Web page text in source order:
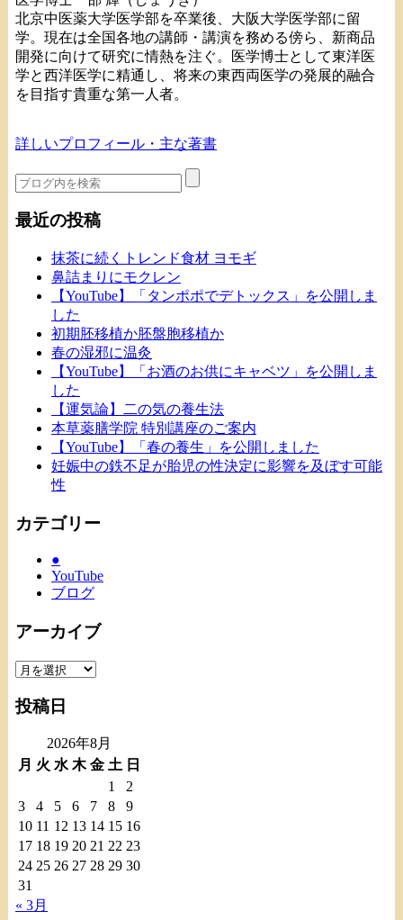
北京中医薬大学医学部を卒業後、大阪大学医学部に留
学。現在は全国各地の講師・講演を務める傍ら、新商品
開発に向けて研究に情熱を注ぐ。医学博士として東洋医
学と西洋医学に精通し、将来の東西両医学の発展的融合
を目指す貴重な第一人者。
詳しいプロフィール・主な著書
最近の投稿
抹茶に続くトレンド食材 ヨモギ
鼻詰まりにモクレン
【YouTube】「タンポポでデトックス」を公開しま
した
初期胚移植か胚盤胞移植か
春の湿邪に温灸
【YouTube】「お酒のお供にキャベツ」を公開しま
した
【運気論】二の気の養生法
本草薬膳学院 特別講座のご案内
【YouTube】「春の養生」を公開しました
妊娠中の鉄不足が胎児の性決定に影響を及ぼす可能
性
カテゴリー
●
YouTube
ブログ
アーカイブ
ア
カ
投稿日
2026年8月
月 火 水 木 金 土 日
1
2
3
4 5 6 7 8
9
10 11 12 13 14 15 16
17 18 19 20 21 22 23
24 25 26 27 28 29 30
31
« 3月